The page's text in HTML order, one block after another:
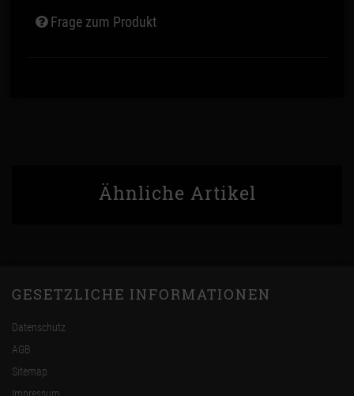
Frage zum Produkt
Ähnliche Artikel
GESETZLICHE INFORMATIONEN
Datenschutz
AGB
Sitemap
Impressum